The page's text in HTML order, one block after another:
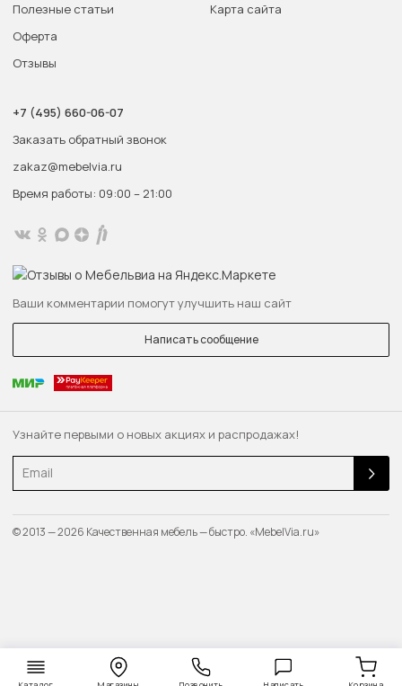
Узнайте первыми о новых акциях и распродажах!
Email
Полезные статьи
Оферта
Отзывы
Карта сайта
+7 (495) 660-06-07
Заказать обратный звонок
zakaz@mebelvia.ru
Время работы: 09:00 – 21:00
Ваши комментарии помогут улучшить наш сайт
Написать сообщение
© 2013 — 2026 Качественная мебель — быстро. «MebelVia.ru»